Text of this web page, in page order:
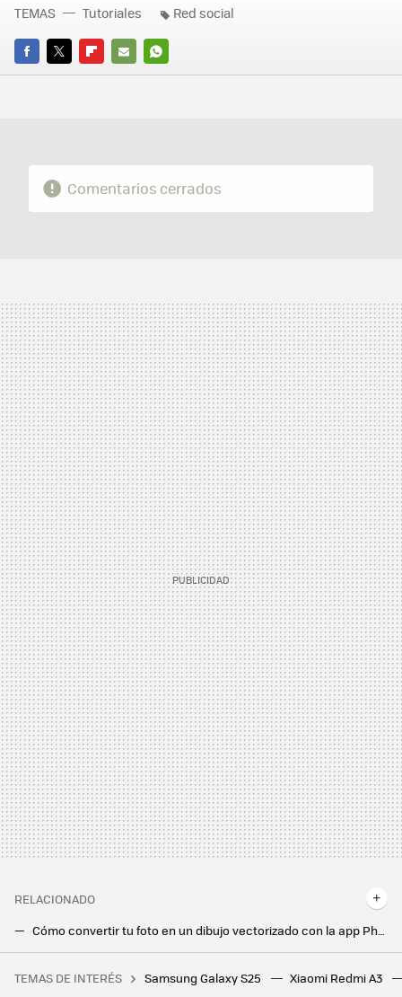
FACEBOOK
TWITTERFLIPBOARD
E-
WHATSAPP
TEMAS Tutoriales Red social
Comentarios cerrados
RELACIONADO
Cómo hacer capturas de pantalla en móviles Android
Si la pregunta es cuánto dinero existe en el mundo por persona, este revelador gráfico tiene la respuesta
TEMAS DE INTERÉS Samsung Galaxy S25 Xiaomi Redmi A3